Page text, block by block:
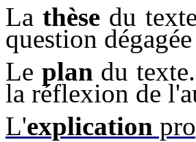
La thèsedu
question
Le plan du
la réflexion de
L'explication